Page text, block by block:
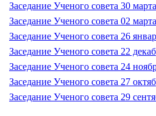
Заседание Ученого совета 30
Заседание Ученого совета 02
Заседание Ученого совета 26
Заседание Ученого совета 22
Заседание Ученого совета 24
Заседание Ученого совета 27
Заседание Ученого совета 29